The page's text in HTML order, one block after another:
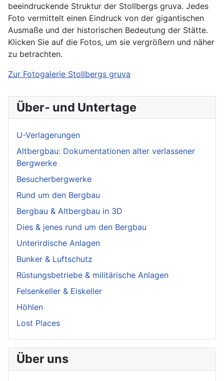
beeindruckende Struktur der Stollbergs gruva. Jedes
Foto vermittelt einen Eindruck von der gigantischen
Ausmaße und der historischen Bedeutung der Stätte.
Klicken Sie auf die Fotos, um sie vergrößern und näher
zu betrachten.
Zur Fotogalerie Stollbergs gruva
Über- und Untertage
U-Verlagerungen
Altbergbau: Dokumentationen alter verlassener
Bergwerke
Besucherbergwerke
Rund um den Bergbau
Bergbau & Altbergbau in 3D
Dies & jenes rund um den Bergbau
Unterirdische Anlagen
Bunker & Luftschutz
Rüstungsbetriebe & militärische Anlagen
Felsenkeller & Eiskeller
Höhlen
Lost Places
Über uns